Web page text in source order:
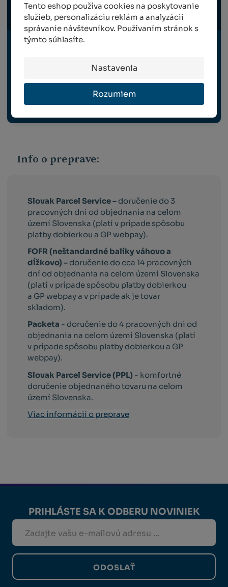
Tento eshop používa cookies na poskytovanie
služieb, personalizáciu reklám a analyzácii
správanie návštevníkov. Používaním stránok s
týmto súhlasíte.
Nastavenia
Rozumiem
PUZDRA NA NOŽNICE A PÍLKY
MAZACIE TUKY A SPREJE
Info o preprave:
Slovak Parcel Service – doručenie do 3
pracovných dni od objednania na celom
území Slovenska (platí v prípade spôsobu
platby dobierkou a GP webpay).
FOFR (neštandardné balíky váhovo a
dĺžkovo) – doručenie do cca 14 pracovných
dní od objednania na celom území Slovenska
(platí v prípade spôsobu platby dobierkou
a GP webpay a v prípade ak je tovar
skladom).
Packeta - doručenie do 4 pracovných dni od
objednania na celom území Slovenska (platí
v prípade spôsobu platby dobierkou a GP
webpay).
Slovak Parcel Service (PPL) - komfortné
doručenie objednaného tovaru na celom
území Slovenska.
Viac informácií o preprave
PRIHLÁSTE SA K ODBERU NOVINIEK
ODOSLAŤ